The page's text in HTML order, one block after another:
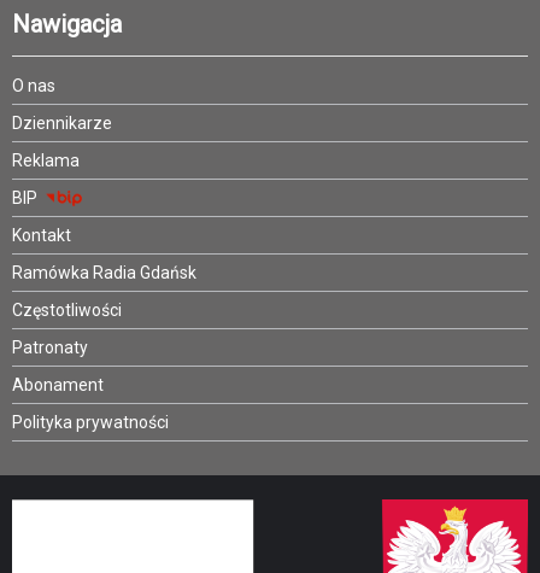
Nawigacja
O nas
Dziennikarze
Reklama
BIP
Kontakt
Ramówka Radia Gdańsk
Częstotliwości
Patronaty
Abonament
Polityka prywatności